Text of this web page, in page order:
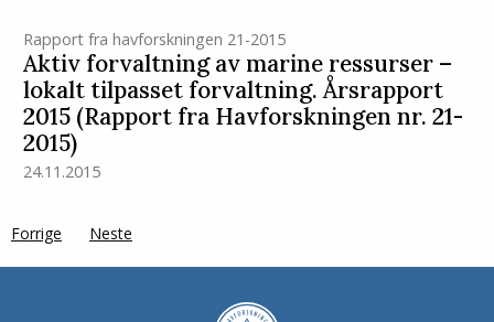
Rapport fra havforskningen 21-2015
Aktiv forvaltning av marine ressurser –
lokalt tilpasset forvaltning. Årsrapport
2015 (Rapport fra Havforskningen nr. 21-
2015)
24.11.2015
Forrige pageNeste